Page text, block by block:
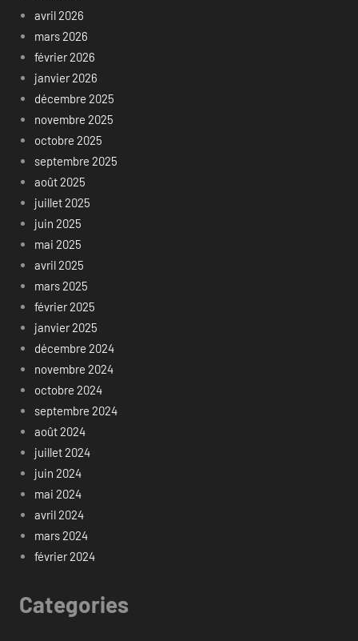
avril 2026
mars 2026
février 2026
janvier 2026
décembre 2025
novembre 2025
octobre 2025
septembre 2025
août 2025
juillet 2025
juin 2025
mai 2025
avril 2025
mars 2025
février 2025
janvier 2025
décembre 2024
novembre 2024
octobre 2024
septembre 2024
août 2024
juillet 2024
juin 2024
mai 2024
avril 2024
mars 2024
février 2024
Categories